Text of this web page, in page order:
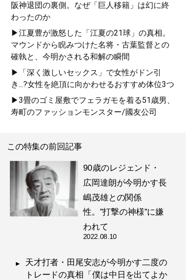
『92歳、広岡達朗の正
体』
嫌われた“球界の最長老”が
――。
『確執と信念 スジを通
した男たち』
昭和のプロ野球界を彩っ
た男たちの“信念”と“生き
様”を追った渾身の１冊
阪神退団の裏側。なぜ「巨人移籍」は幻に終
わったのか
▶江夏豊が激怒した「江夏の21球」の真相。
マウンドから睨みつけた名将・古葉監督との
確執と、今明かされる和解の瞬間
▶「深く激しいセックス」で女性がドン引
き...?女性を絶頂に向かわせるおすすめ体位3つ
▶3畳のゴミ屋敷でフェラガモを着る51歳男、
寿町のファッションモンスター/國友公司
この特集の前回記事
90歳のレジェンド・
広岡達朗が今明かす長
嶋茂雄との関係
性。”打撃の神様”に嫌
われて
2022.08.10
天才打者・田尾安志が今明かす二度の
トレードの真相「僕は中日を出てよか